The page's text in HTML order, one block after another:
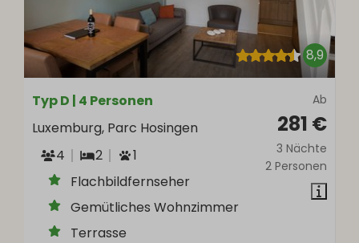
8,9
Ab
281 €
3 Nächte
2 Personen
Typ D | 4 Personen
Luxemburg, Parc Hosingen
4
2
1
Flachbildfernseher
Gemütliches Wohnzimmer
Terrasse